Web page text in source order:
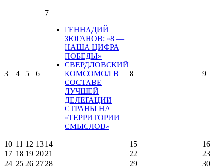
3 4 5 6
7
ГЕННАДИЙ
ЗЮГАНОВ: «8 —
НАША ЦИФРА
ПОБЕДЫ»
СВЕРДЛОВСКИЙ
КОМСОМОЛ В
СОСТАВЕ
ЛУЧШЕЙ
ДЕЛЕГАЦИИ
СТРАНЫ НА
«ТЕРРИТОРИИ
СМЫСЛОВ»
8 9
10 11 12 13 14 15
16
17 18 19 20 21 22
23
24 25 26 27 28 29
30